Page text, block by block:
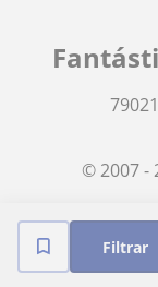
Filtrar
© 2007 -
Mapa